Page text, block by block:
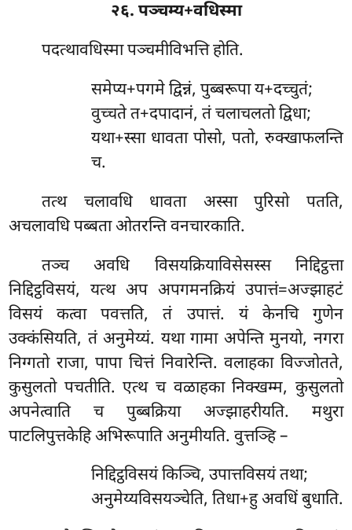
२६. पञ्चम्य+वधिस्मा
पदत्थावधिस्मा पञ्चमीविभत्ति होति.
समेप्य+पगमे द्विन्नं, पुब्बरूपा य+दच्चुतं;
वुच्चते त+दपादानं, तं चलाचलतो द्विधा;
यथा+स्सा धावता पोसो, पतो, रुक्खाफलन्ति
च.
तत्थ चलावधि धावता अस्सा पुरिसो पतति,
अचलावधि पब्बता ओतरन्ति वनचारकाति.
तञ्च अवधि विसयक्रियाविसेसस्स निद्दिट्ठत्ता
निद्दिट्ठविसयं, यत्थ अप अपगमनक्रियं उपात्तं=अज्झाहटं
विसयं कत्वा पवत्तति, तं उपात्तं. यं केनचि गुणेन
उक्कंसियति, तं अनुमेय्यं. यथा गामा अपेन्ति मुनयो, नगरा
निग्गतो राजा, पापा चित्तं निवारेन्ति. वलाहका विज्जोतते,
कुसुलतो पचतीति. एत्थ च वळाहका निक्खम्म, कुसुलतो
अपनेत्वाति च पुब्बक्रिया अज्झाहरीयति. मथुरा
पाटलिपुत्तकेहि अभिरूपाति अनुमीयति. वुत्तञ्हि –
निद्दिट्ठविसयं किञ्चि, उपात्तविसयं तथा;
अनुमेय्यविसयञ्चेति, तिधा+हु अवधिं बुधाति.